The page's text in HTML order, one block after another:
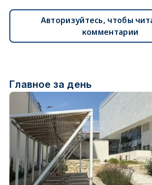
Авторизуйтесь, чтобы
комментарии
Главное за день